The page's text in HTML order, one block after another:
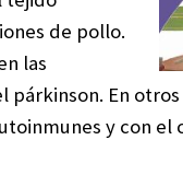
de pollo.
las
En
y con el